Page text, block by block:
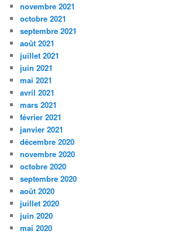
novembre 2021
octobre 2021
septembre 2021
août 2021
juillet 2021
juin 2021
mai 2021
avril 2021
mars 2021
février 2021
janvier 2021
décembre 2020
novembre 2020
octobre 2020
septembre 2020
août 2020
juillet 2020
juin 2020
mai 2020